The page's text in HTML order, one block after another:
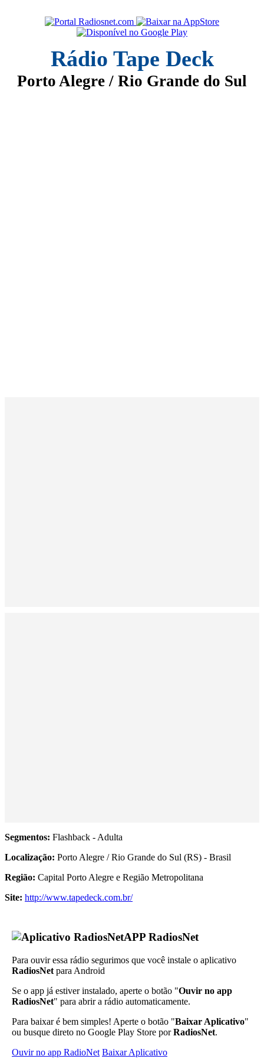
Rádio Tape Deck
Porto Alegre / Rio Grande do Sul
Segmentos: Flashback - Adulta
Localização: Porto Alegre / Rio Grande do Sul (RS) - Brasil
Região: Capital Porto Alegre e Região Metropolitana
Site: http://www.tapedeck.com.br/
APP RadiosNet
Para ouvir essa rádio segurimos que você instale o aplicativo
RadiosNet para Android
Se o app já estiver instalado, aperte o botão "Ouvir no app
RadiosNet" para abrir a rádio automaticamente.
Para baixar é bem simples! Aperte o botão "Baixar Aplicativo"
ou busque direto no Google Play Store porRadiosNet.
Ouvir no app RadioNet Baixar Aplicativo